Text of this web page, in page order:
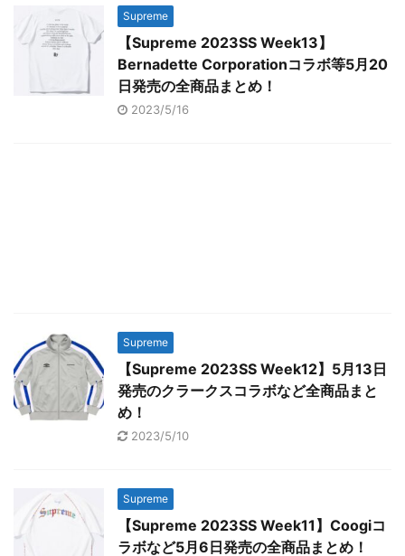
Supreme
【Supreme 2023SS Week13】
Bernadette Corporationコラボ等5月20
日発売の全商品まとめ！
2023/5/16
Supreme
【Supreme 2023SS Week12】5月13日
発売のクラークスコラボなど全商品まと
め！
2023/5/10
Supreme
【Supreme 2023SS Week11】Coogiコ
ラボなど5月6日発売の全商品まとめ！